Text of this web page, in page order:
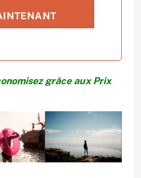
grâce aux Prix